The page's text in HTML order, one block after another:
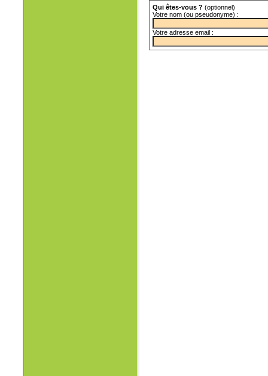
Qui êtes-vous ? (optionnel)
Votre nom (ou pseudonyme) :
Votre adresse email :